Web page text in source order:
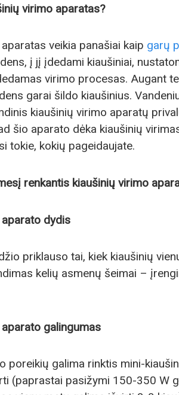
virimo aparatas?
veikia panašiai kaip garų
į jį įdedami kiaušiniai,
virimo procesas. Augant
garai šildo kiaušinius.
kiaušinių virimo aparatų
šio aparato dėka kiaušinių
tokie, kokių pageidaujate.
renkantis kiaušinių virimo
dydis
priklauso tai, kiek kiaušinių
kelių asmenų šeimai –
galingumas
poreikių galima rinktis mini-
(paprastai pasižymi 150-350 W